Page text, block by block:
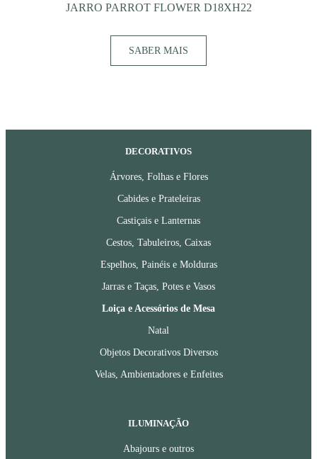
JARRO PARROT FLOWER D18XH22
SABER MAIS
DECORATIVOS
Árvores, Folhas e Flores
Cabides e Prateleiras
Castiçais e Lanternas
Cestos, Tabuleiros, Caixas
Espelhos, Painéis e Molduras
Jarras e Taças, Potes e Vasos
Loiça e Acessórios de Mesa
Natal
Objetos Decorativos Diversos
Velas, Ambientadores e Enfeites
ILUMINAÇÃO
Abajours e outros